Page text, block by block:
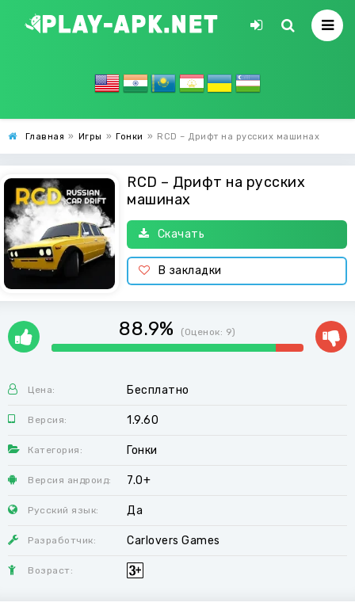
Главная » Игры » Гонки » RCD – Дрифт на русских машинах
RCD – Дрифт на русских
машинах
Скачать
В закладки
88.9% (Оценок: 9)
Цена: Бесплатно
Версия: 1.9.60
Категория: Гонки
Версия андроид: 7.0+
Русский язык: Да
Разработчик: Carlovers Games
Возраст: